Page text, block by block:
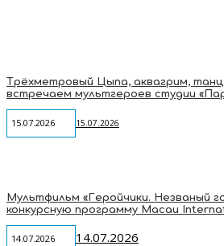
Трёхметровый Цыпа, аквагрим,
15.07.2026 15.07.2026
Мультфильм «Геройчики. Незваный
конкурсную программу Macau
14.07.2026 14.07.2026